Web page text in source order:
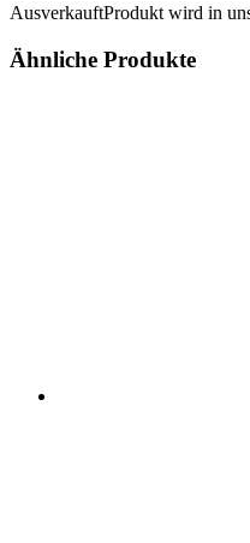
AusverkauftProdukt wird in
Ähnliche Produkte